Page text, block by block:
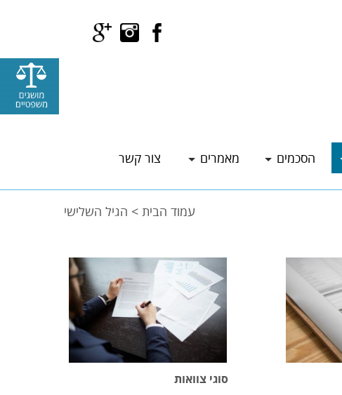
הסכמים מאמרים צור קשר
עמוד הבית> הגיל השלישי
סוגי צוואות